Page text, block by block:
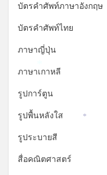
บัตรคำศัพท์ภาษาอังกฤษ
บัตรคำศัพท์ไทย
ภาษาญี่ปุ่น
ภาษาเกาหลี
รูปการ์ตูน
รูปพื้นหลังใส
รูประบายสี
สื่อคณิตศาสตร์
*